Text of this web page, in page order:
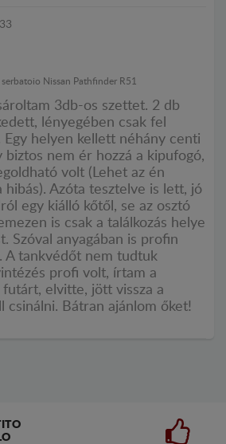
Nissan Pathfinder R51
3db-os szettet. 2 db
lényegében csak fel
Egy helyen kellett néhány centi
nem ér hozzá a kipufogó,
volt (Lehet az én
hibás). Azóta tesztelve is lett, jó
egy kiálló kőtől, se az osztó
is csak a találkozás helye
Szóval anyagában is profin
A tankvédőt nem tudtuk
profi volt, írtam a
elvitte, jött vissza a
csinálni. Bátran ajánlom őket!